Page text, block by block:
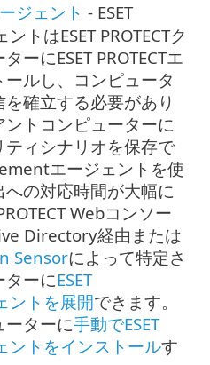
ジェント - ESET
トはESET PROTECTク
ーにESET PROTECTエ
ルし、コンピュータ
確立する必要があり
トコンピューターに
ィシナリオを保存で
エージェントを使
の対応時間が大幅に
Webコンソー
Directory経由または
Sensorによって特定さ
ターにESET
ントを展開できます。
ーターに手動でESET
トをインストールす